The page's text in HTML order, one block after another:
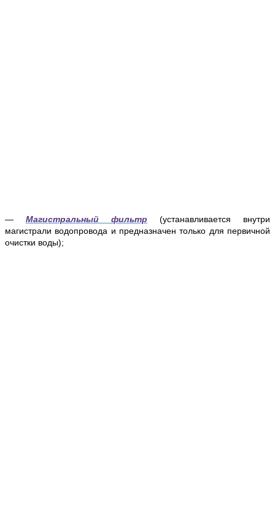
— Магистральный фильтр (устанавливается внутри
магистрали водопровода и предназначен только для первичной
очистки воды);